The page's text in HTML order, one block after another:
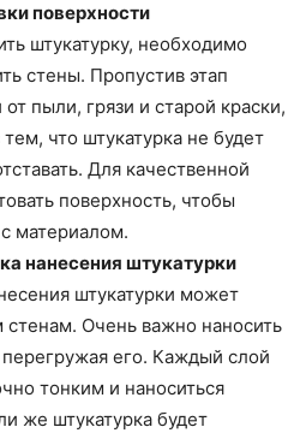
поверхности
штукатурку, необходимо
стены. Пропустив этап
пыли, грязи и старой краски,
что штукатурка не будет
Для качественной
поверхность, чтобы
материалом.
нанесения штукатурки
штукатурки может
Очень важно наносить
его. Каждый слой
тонким и наноситься
же штукатурка будет